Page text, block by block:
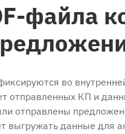
файла
во
отправленных КП и
отправлены
выгружать данные для